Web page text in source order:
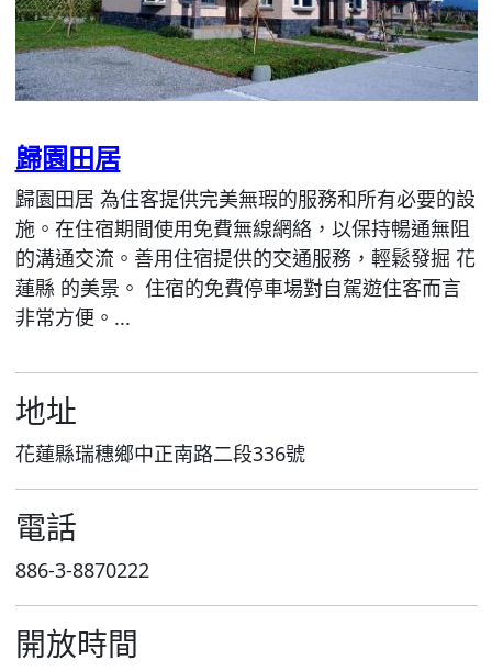
歸園田居
歸園田居 為住客提供完美無瑕的服務和所有必要的設
施。在住宿期間使用免費無線網絡，以保持暢通無阻
的溝通交流。善用住宿提供的交通服務，輕鬆發掘 花
蓮縣 的美景。 住宿的免費停車場對自駕遊住客而言
非常方便。...
地址
花蓮縣瑞穗鄉中正南路二段336號
電話
886-3-8870222
開放時間